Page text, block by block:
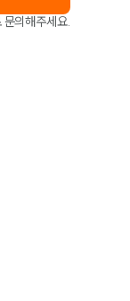
문의해주세요.